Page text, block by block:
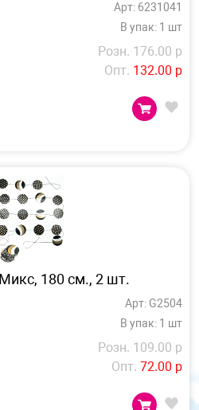
Арт: 6231041
В упак: 1 шт
Розн. 176.00 р
Опт. 132.00 р
180 см., 2 шт.
Арт: G2504
В упак: 1 шт
Розн. 109.00 р
Опт. 72.00 р